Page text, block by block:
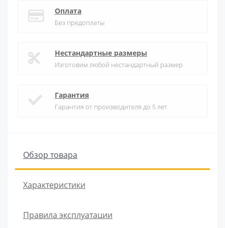
Оплата
Без предоплаты
Нестандартные размеры
Изготовим любой нестандартный размер
Гарантия
Гарантия от производителя до 5 лет
Обзор товара
Характеристики
Правила эксплуатации